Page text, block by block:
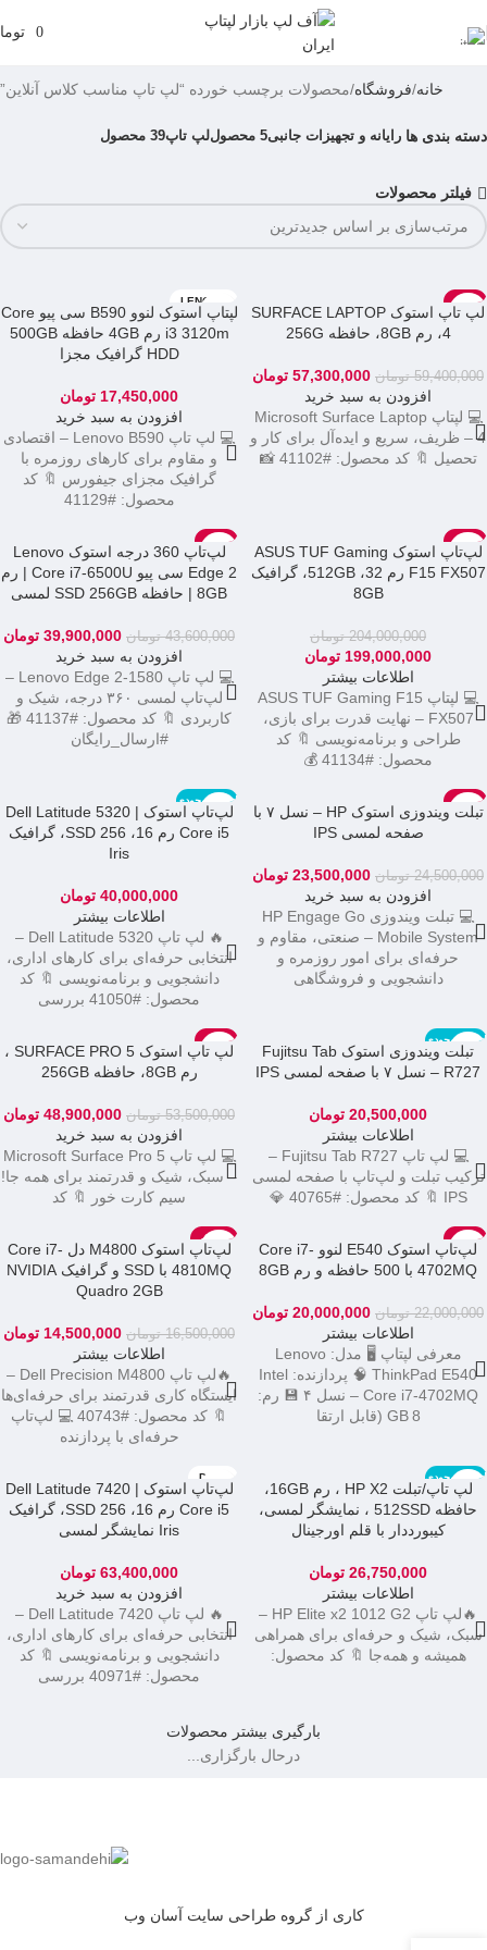
0
خانه فروشگاه محصولات برچسب خورده “لپ تاپ مناسب کلاس آنلاین”
دسته بندی ها رایانه و تجهیزات جانبی5 محصول لپ تاپ39 محصول
فیلتر محصولات
-4%
لپ تاپ استوک SURFACE LAPTOP
4، رم 8GB، حافظه 256G
59,400,000 تومان 57,300,000 تومان
افزودن به سبد خرید
💻 لپتاپ Microsoft Surface Laptop
4 – ظریف، سریع و ایده‌آل برای کار و
تحصیل 🔖 کد محصول: #41102 📸
LENOVO
لپتاپ استوک لنوو B590 سی پیو Core
i3 3120m رم 4GB حافظه 500GB
HDD گرافیک مجزا
17,450,000 تومان
افزودن به سبد خرید
💻 لپ تاپ Lenovo B590 – اقتصادی
و مقاوم برای کارهای روزمره با
گرافیک مجزای جیفورس 🔖 کد
محصول: #41129
-2%
اتمام موجودی
لپ‌تاپ استوک ASUS TUF Gaming
F15 FX507 رم 32، 512GB، گرافیک
8GB
204,000,000 تومان
199,000,000 تومان
اطلاعات بیشتر
💻 لپتاپ ASUS TUF Gaming F15
FX507 – نهایت قدرت برای بازی،
طراحی و برنامه‌نویسی 🔖 کد
محصول: #41134 💰
-8%
LENOVO
لپ‌تاپ 360 درجه استوک Lenovo
Edge 2 سی پیو Core i7-6500U | رم
8GB | حافظه SSD 256GB لمسی
43,600,000 تومان 39,900,000 تومان
افزودن به سبد خرید
💻 لپ تاپ Lenovo Edge 2-1580 –
لپ‌تاپ لمسی ۳۶۰ درجه، شیک و
کاربردی 🔖 کد محصول: #41137 🎁
#ارسال_رایگان
-4%
تبلت ویندوزی استوک HP – نسل ۷ با
صفحه لمسی IPS
24,500,000 تومان 23,500,000 تومان
افزودن به سبد خرید
💻 تبلت ویندوزی HP Engage Go
Mobile System – صنعتی، مقاوم و
حرفه‌ای برای امور روزمره و
دانشجویی و فروشگاهی
اتمام موجودی
DELL
لپ‌تاپ استوک Dell Latitude 5320 |
Core i5 رم 16، SSD 256، گرافیک
Iris
40,000,000 تومان
اطلاعات بیشتر
🔥 لپ تاپ Dell Latitude 5320 –
انتخابی حرفه‌ای برای کارهای اداری،
دانشجویی و برنامه‌نویسی 🔖 کد
محصول: #41050 بررسی
اتمام موجودی
تبلت ویندوزی استوک Fujitsu Tab
R727 – نسل ۷ با صفحه لمسی IPS
20,500,000 تومان
اطلاعات بیشتر
💻 لپ تاپ Fujitsu Tab R727 –
ترکیب تبلت و لپ‌تاپ با صفحه لمسی
IPS 🔖 کد محصول: #40765 💎
-9%
لپ تاپ استوک SURFACE PRO 5 ،
رم 8GB، حافظه 256GB
53,500,000 تومان 48,900,000 تومان
افزودن به سبد خرید
💻 لپ تاپ Microsoft Surface Pro 5
– سبک، شیک و قدرتمند برای همه جا!
سیم کارت خور 🔖 کد
-9%
اتمام موجودی
لپ‌تاپ استوک E540 لنوو Core i7-
4702MQ با 500 حافظه و رم 8GB
22,000,000 تومان 20,000,000 تومان
اطلاعات بیشتر
معرفی لپتاپ 🖥️ مدل: Lenovo
ThinkPad E540 🧠 پردازنده: Intel
Core i7‑4702MQ – نسل ۴ 💾 رم:
8 GB (قابل ارتقا
-12%
اتمام موجودی
لپ‌تاپ استوک M4800 دل Core i7-
4810MQ با SSD و گرافیک NVIDIA
Quadro 2GB
16,500,000 تومان 14,500,000 تومان
اطلاعات بیشتر
🔥لپ تاپ Dell Precision M4800 –
ایستگاه کاری قدرتمند برای حرفه‌ای‌ها
🔖 کد محصول: #40743 💻 لپ‌تاپ
حرفه‌ای با پردازنده
اتمام موجودی
لپ تاپ/تبلت HP X2 ، رم 16GB،
حافظه 512SSD ، نمایشگر لمسی،
کیبورددار با قلم اورجینال
26,750,000 تومان
اطلاعات بیشتر
🔥لپ تاپ HP Elite x2 1012 G2 –
سبک، شیک و حرفه‌ای برای همراهی
همیشه و همه‌جا 🔖 کد محصول:
DELL
لپ‌تاپ استوک Dell Latitude 7420 |
Core i5 رم 16، SSD 256، گرافیک
Iris نمایشگر لمسی
63,400,000 تومان
افزودن به سبد خرید
🔥 لپ تاپ Dell Latitude 7420 –
انتخابی حرفه‌ای برای کارهای اداری،
دانشجویی و برنامه‌نویسی 🔖 کد
محصول: #40971 بررسی
بارگیری بیشتر محصولات
درحال بارگزاری...
کاری از گروه طراحی سایت آسان وب